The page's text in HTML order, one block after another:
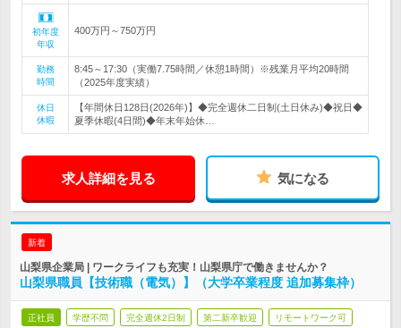
初年度
年収
400万円～750万円
勤務
時間
8:45～17:30（実働7.75時間／休憩1時間）※残業月平均20時間
（2025年度実績）
休日
休暇
【年間休日128日(2026年)】◆完全週休二日制(土日休み)◆祝日◆
夏季休暇(4日間)◆年末年始休…
求人詳細を見る 気になる
新着
山梨県企業局 | ワークライフも充実！山梨県庁で働きませんか？
山梨県職員【技術職（電気）】（大学卒業程度 追加募集枠）
正社員 学歴不問 完全週休2日制 第二新卒歓迎 リモートワーク可